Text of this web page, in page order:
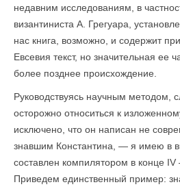
недавним исследованиям, в
византиниста А. Грегуара,
нас книга, возможно, и содержит
Евсевия текст, но значительная ее
более позднее происхождение.
Руководствуясь научным методом,
осторожно относиться к
исключено, что он написан не
знавшим Константина, — я имею в
составлен компилятором в конце IV
Приведем единственный пример: